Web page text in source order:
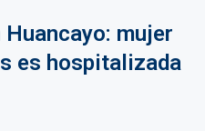
mujer
es hospitalizada